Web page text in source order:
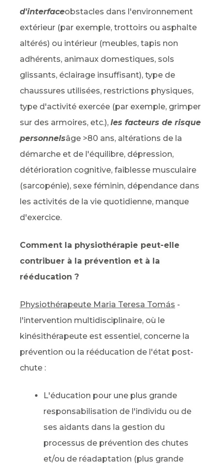
d'interfaceobstacles dans l'environnement
extérieur (par exemple, trottoirs ou asphalte
altérés) ou intérieur (meubles, tapis non
adhérents, animaux domestiques, sols
glissants, éclairage insuffisant), type de
chaussures utilisées, restrictions physiques,
type d'activité exercée (par exemple, grimper
sur des armoires, etc.), les facteurs de risque
personnelsâge >80 ans, altérations de la
démarche et de l'équilibre, dépression,
détérioration cognitive, faiblesse musculaire
(sarcopénie), sexe féminin, dépendance dans
les activités de la vie quotidienne, manque
d'exercice.
Comment la physiothérapie peut-elle
contribuer à la prévention et à la
rééducation ?
Physiothérapeute Maria Teresa Tomás -
l'intervention multidisciplinaire, où le
kinésithérapeute est essentiel, concerne la
prévention ou la rééducation de l'état post-
chute :
L'éducation pour une plus grande
responsabilisation de l'individu ou de
ses aidants dans la gestion du
processus de prévention des chutes
et/ou de réadaptation (plus grande